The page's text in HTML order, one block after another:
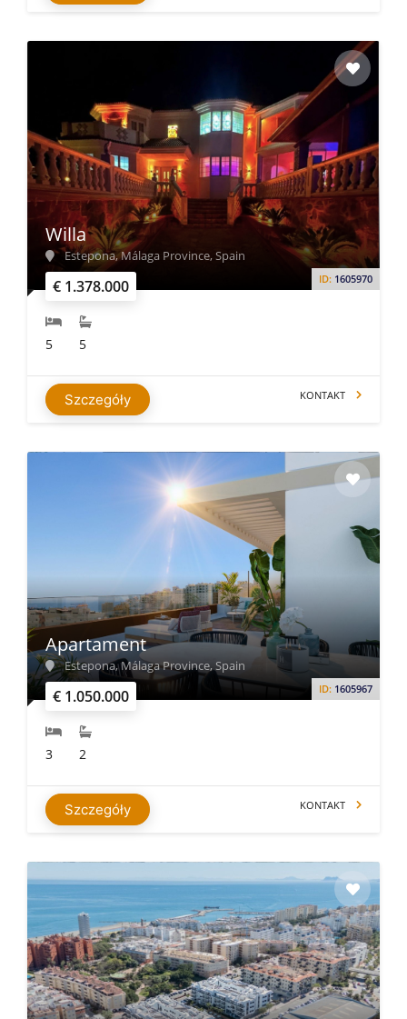
€ 1.378.000 ID: 1605970
Willa
Estepona, Málaga Province, Spain
5 5
Szczegóły KONTAKT
€ 1.050.000 ID: 1605967
Apartament
Estepona, Málaga Province, Spain
3 2
Szczegóły KONTAKT